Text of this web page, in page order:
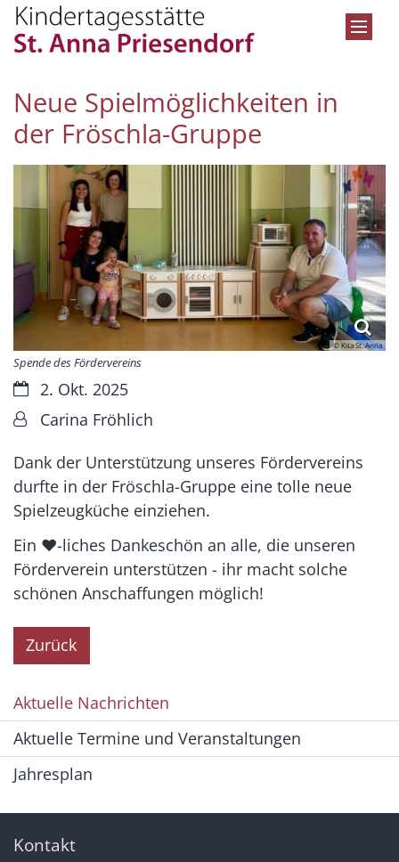
Zum Inhalt springen
Neue Spielmöglichkeiten in
der Fröschla-Gruppe
© Kita St. Anna
Spende des Fördervereins
Datum:2. Okt. 2025
Von:Carina Fröhlich
Dank der Unterstützung unseres Fördervereins
durfte in der Fröschla-Gruppe eine tolle neue
Spielzeugküche einziehen.
Ein ❤-liches Dankeschön an alle, die unseren
Förderverein unterstützen - ihr macht solche
schönen Anschaffungen möglich!
Zurück
Aktuelle Nachrichten
Aktuelle Termine und Veranstaltungen
Jahresplan
Kontakt